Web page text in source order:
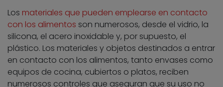
Los materiales que pueden emplearse en contacto
con los alimentos son numerosos, desde el vidrio, la
silicona, el acero inoxidable y, por supuesto, el
plástico. Los materiales y objetos destinados a entrar
en contacto con los alimentos, tanto envases como
equipos de cocina, cubiertos o platos, reciben
numerosos controles que aseguran que su uso no